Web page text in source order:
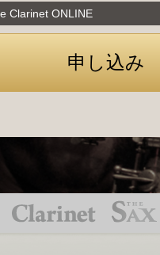
Clarinet ONLINE